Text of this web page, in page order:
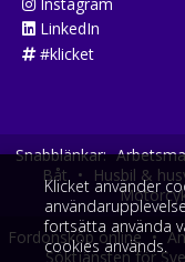
LinkedIn
#klicket
Snabblänkar:
Båt • Husbil &
Fordonsköp online •
Söktjänsten för
Klicket använder
fortsätta använda
cookies används.